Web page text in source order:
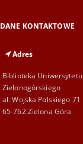
DANE KONTAKTOWE
Adres
Biblioteka Uniwersytetu
Zielonogórskiego
al. Wojska Polskiego 71
65-762 Zielona Góra